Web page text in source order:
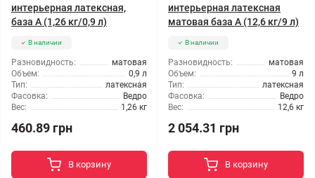
интерьерная латексная,
база А (1,26 кг/0,9 л)
В наличии
Разновидность:
матовая
Объем:
0,9 л
Тип:
латексная
Фасовка:
Ведро
Вес:
1,26 кг
460.89 грн
В корзину
интерьерная латексная
матовая база А (12,6 кг/9 л)
В наличии
Разновидность:
матовая
Объем:
9 л
Тип:
латексная
Фасовка:
Ведро
Вес:
12,6 кг
2 054.31 грн
В корзину